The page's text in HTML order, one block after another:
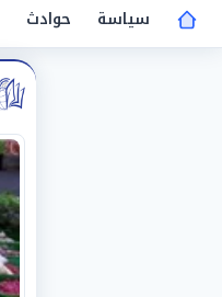
سياسة
حوادث